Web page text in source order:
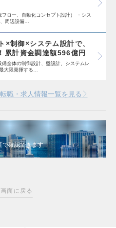
ロー、自動化コンセプト設計） ・シス
周辺設備…
×制御×システム設計で、
累計資金調達額596億円
全体の制御設計、盤設計、システムレ
大限発揮する…
職・求人情報一覧を見る
で確認できます
面に戻る